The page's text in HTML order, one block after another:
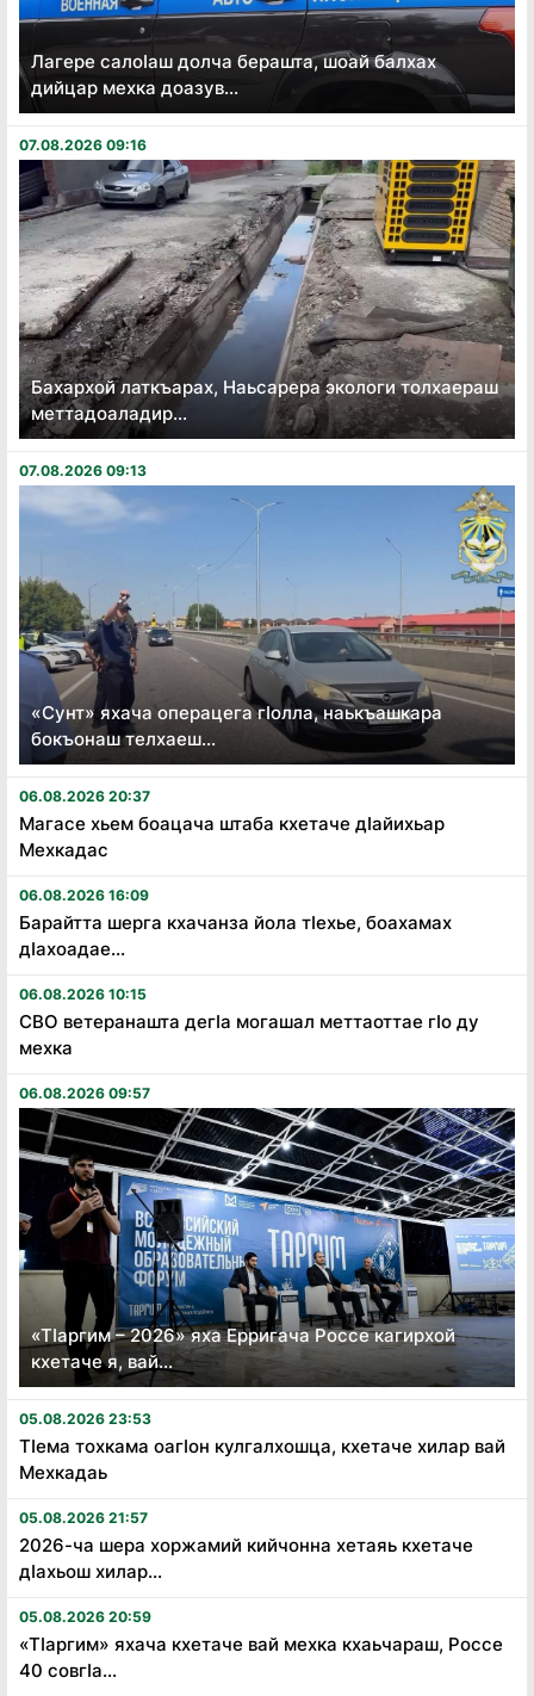
Лагере салоӏаш долча берашта, шоай балхах
дийцар мехка доазув...
07.08.2026 09:16
Бахархой латкъарах, Наьсарера экологи толхаераш
меттадоаладир...
07.08.2026 09:13
«Сунт» яхача операцега гӏолла, наькъашкара
бокъонаш телхаеш...
06.08.2026 20:37
Магасе хьем боацача штаба кхетаче дӏайихьар
Мехкадас
06.08.2026 16:09
Барайтта шерга кхачанза йола тӏехье, боахамах
дӏахоадае...
06.08.2026 10:15
СВО ветеранашта дегӏа могашал меттаоттае гӏо ду
мехка
06.08.2026 09:57
«Тӏаргим – 2026» яха Ерригача Россе кагирхой
кхетаче я, вай...
05.08.2026 23:53
Тӏема тохкама оагӏон кулгалхошца, кхетаче хилар вай
Мехкадаь
05.08.2026 21:57
2026-ча шера хоржамий кийчонна хетаяь кхетаче
дӏахьош хилар...
05.08.2026 20:59
«Тӏаргим» яхача кхетаче вай мехка кхаьчараш, Россе
40 совгӏа...